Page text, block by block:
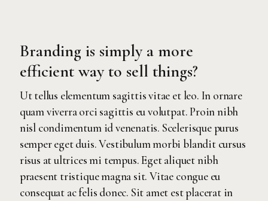
Branding is simply a more
efficient way to sell things?
Ut tellus elementum sagittis vitae et leo. In ornare
quam viverra orci sagittis eu volutpat. Proin nibh
nisl condimentum id venenatis. Scelerisque purus
semper eget duis. Vestibulum morbi blandit cursus
risus at ultrices mi tempus. Eget aliquet nibh
praesent tristique magna sit. Vitae congue eu
consequat ac felis donec. Sit amet est placerat in